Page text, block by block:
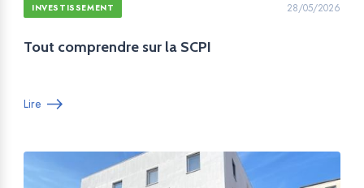
INVESTISSEMENT 28/05/2026
Tout comprendre sur la SCPI
Lire